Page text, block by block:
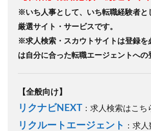
※いち人事として、いち転職経験者と
厳選サイト・サービスです。
※求人検索・スカウトサイトは登録を
は自分に合った転職エージェントへの
【全般向け】
リクナビNEXT ：求人検索はこち
リクルートエージェント
：求